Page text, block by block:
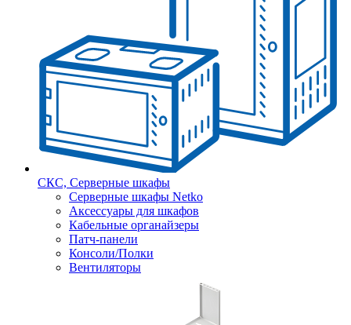
СКС, Серверные шкафы
Серверные шкафы Netko
Аксессуары для шкафов
Кабельные органайзеры
Патч-панели
Консоли/Полки
Вентиляторы